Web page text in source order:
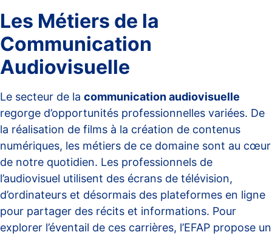
Les Métiers de la
Communication
Audiovisuelle
Le secteur de la communication audiovisuelle
regorge d’opportunités professionnelles variées. De
la réalisation de films à la création de contenus
numériques, les métiers de ce domaine sont au cœur
de notre quotidien. Les professionnels de
l’audiovisuel utilisent des écrans de télévision,
d’ordinateurs et désormais des plateformes en ligne
pour partager des récits et informations. Pour
explorer l’éventail de ces carrières, l’EFAP propose un